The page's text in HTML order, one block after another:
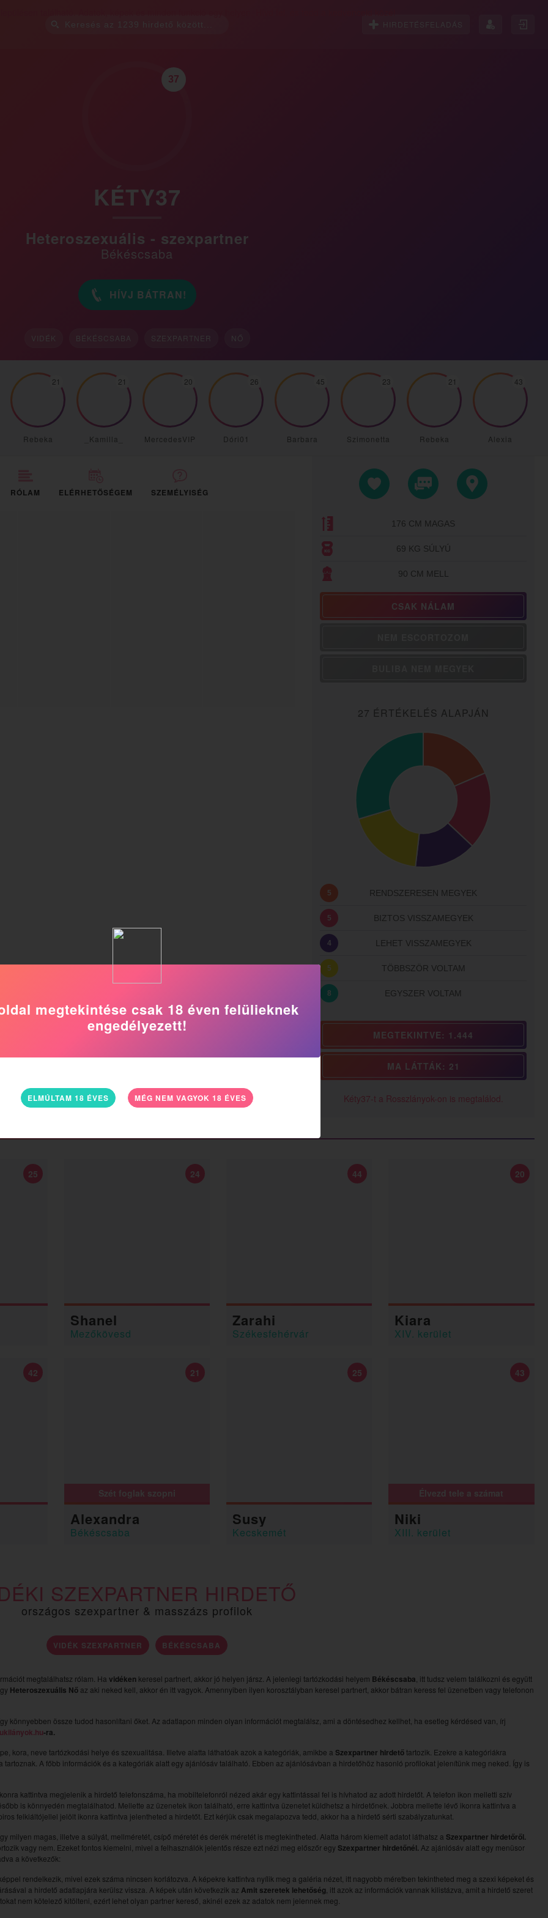
HIRDETÉSFELADÁS
37
KÉTY37
Heteroszexuális - szexpartner
Békéscsaba
HÍVJ BÁTRAN!
VIDÉK BÉKÉSCSABA SZEXPARTNER NŐ
Rebeka
21
_Kamilla_
21
MercedesVIP
20
Dóri01
26
Barbara
45
Szimonetta
23
Rebeka
21
Alexia
43
RÓLAM ELÉRHETŐSÉGEM SZEMÉLYISÉG
176 CM MAGAS
69 KG SÚLYÚ
90 CM MELL
CSAK NÁLAM
27 ÉRTÉKELÉS ALAPJÁN
5 RENDSZERESEN MEGYEK
5 BIZTOS VISSZAMEGYEK
4 LEHET VISSZAMEGYEK
5 TÖBBSZÖR VOLTAM
8 EGYSZER VOLTAM
MEGTEKINTVE: 1.444
MA LÁTTÁK: 21
Kéty37-t a Rosszlányok-on is megtalálod.
25
Shanel
Mezőkövesd
24
Zarahi
Székesfehérvár
44
Kiara
XIV. kerület
20
42
Szét foglak szopni
Alexandra
Békéscsaba
21
Susy
Kecskemét
25
Élvezd tele a számat
Niki
XIII. kerület
43
SZEXPARTNER HIRDETŐ
országos szexpartner & masszázs profilok
VIDÉK SZEXPARTNER BÉKÉSCSABA
megtalálhatsz rólam. Ha vidéken keresel partnert, akkor jó helyen jársz. A jelenlegi tartózkodási helyem Békéscsaba , itt tudsz velem találkozni és együtt
Heteroszexuális Nő az aki neked kell, akkor én itt vagyok. Amennyiben ilyen korosztályban keresel partnert, akkor bátran keress fel üzenetben vagy telefonon
könnyebben össze tudod hasonlítani őket. Az adatlapon minden olyan információt megtalálsz, ami a döntésedhez kellhet, ha esetleg kérdésed van, írj
-ra.
kora, neve tartózkodási helye és szexualitása. Illetve alatta láthatóak azok a kategóriák, amikbe a Szexpartner hirdetőtartozik. Ezekre a kategóriákra
A főbb információk és a kategóriák alatt egy ajánlósáv található. Ebben az ajánlósávban a hirdetőhöz hasonló profilokat jelenítünk meg neked. Így is
kattintva megjelenik a hirdető telefonszáma, ha mobiltelefonról nézed akár egy kattintással fel is hívhatod az adott hirdetőt. A telefon ikon melletti szív
is könnyedén megtalálhatod. Mellette az üzenetek ikon található, erre kattintva üzenetet küldhetsz a hirdetőnek. Jobbra mellette lévő ikonra kattintva a
felkiáltójellel jelölt ikonra kattintva jelentheted a hirdetőt. Ezt kérjük csak megalapozva tedd, akkor ha a hirdető sérti szabályzatunkat.
milyen magas, illetve a súlyát, mellméretét, csípő méretét és derék méretét is megtekintheted. Alatta három kiemelt adatot láthatsz a Szexpartner hirdetőről.
vagy nem. Ezeket fontos kiemelni, mivel a felhasználók jelentős része ezt nézi meg előszőr egy Szexpartner hirdetőnél. Az ajánlósáv alatt egy menüsor
a következők:
rendelkezik, mivel ezek száma nincsen korlátozva. A képekre kattintva nyílik meg a galéria nézet, itt nagyobb méretben tekintheted meg a szexi képeket és
a hirdető adatlapjára kerülsz vissza. A képek után következik az Amit szeretek lehetőség , itt azok az információk vannak kilistázva, amit a hirdető szeret
nem kötelező kitölteni, ezért lehet olyan partner kereső, akinél ezek az adatok nem jelennek meg.
megtekintése csak 18 éven felülieknek
engedélyezett!
ELMÚLTAM 18 ÉVES MÉG NEM VAGYOK 18 ÉVES